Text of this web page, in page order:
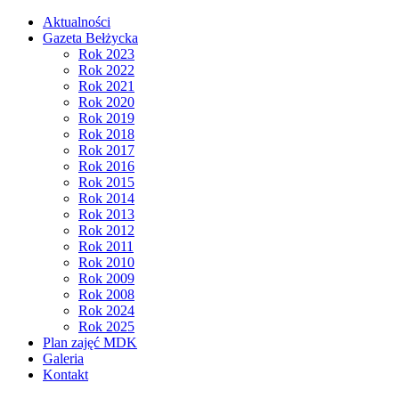
Aktualności
Gazeta Bełżycka
Rok 2023
Rok 2022
Rok 2021
Rok 2020
Rok 2019
Rok 2018
Rok 2017
Rok 2016
Rok 2015
Rok 2014
Rok 2013
Rok 2012
Rok 2011
Rok 2010
Rok 2009
Rok 2008
Rok 2024
Rok 2025
Plan zajęć MDK
Galeria
Kontakt